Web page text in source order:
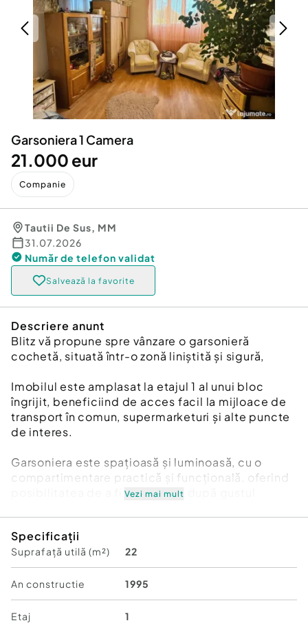
Servicii
Animale de companie
Afaceri și echipamente profesionale
Inchiriere Bunuri si Vehicule
Utilaje agricole si industriale
Piese auto si accesorii
Dacia Duster
Garsoniera 1 Camera
21.000 eur
Companie
Tautii De Sus, MM
31.07.2026
Număr de telefon validat
Salvează la favorite
Descriere anunt
Blitz vă propune spre vânzare o garsonieră
cochetă, situată într-o zonă liniștită și sigură,
Imobilul este amplasat la etajul 1 al unui bloc
îngrijit, beneficiind de acces facil la mijloace de
transport în comun, supermarketuri și alte puncte
de interes.
Garsoniera este spațioasă și luminoasă, cu o
compartimentare practică și funcțională, oferind
posibilitatea de a fi amenajată după gustul
Datorită poziției excelente și prețului accesibil,
proprietatea reprezintă o variantă ideală atât
pentru locuință proprie, cât și pentru investiție
sigură – închiriere pe termen lung sau regim
hotelier.
Vezi mai mult
Specificații
Suprafață utilă (m²) 22
An constructie 1995
Etaj 1